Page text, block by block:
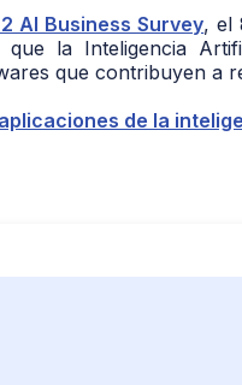
AI Business Survey, el
que la Inteligencia
que contribuyen a
aplicaciones de la